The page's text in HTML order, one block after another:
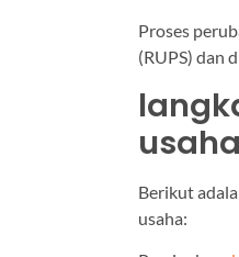
Proses
(RUPS) dan
usaha
Berikut
usaha: